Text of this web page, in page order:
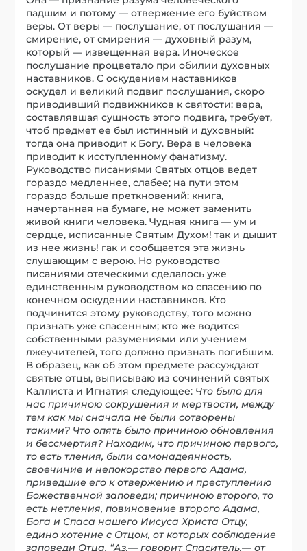
падшим и потому — отвержение его буйством
веры. От веры — послушание, от послушания —
смирение, от смирения — духовный разум,
который — извещенная вера. Иноческое
послушание процветало при обилии духовных
наставников. С оскудением наставников
оскудел и великий подвиг послушания, скоро
приводивший подвижников к святости: вера,
составлявшая сущность этого подвига, требует,
чтоб предмет ее был истинный и духовный:
тогда она приводит к Богу. Вера в человека
приводит к исступленному фанатизму.
Руководство писаниями Святых отцов ведет
гораздо медленнее, слабее; на пути этом
гораздо больше преткновений: книга,
начертанная на бумаге, не может заменить
живой книги человека. Чудная книга — ум и
сердце, исписанные Святым Духом! так и дышит
из нее жизнь! гак и сообщается эта жизнь
слушающим с верою. Но руководство
писаниями отеческими сделалось уже
единственным руководством ко спасению по
конечном оскудении наставников. Кто
подчинится этому руководству, того можно
признать уже спасенным; кто же водится
собственными разумениями или учением
лжеучителей, того должно признать погибшим.
В образец, как об этом предмете рассуждают
святые отцы, выписываю из сочинений святых
Каллиста и Игнатия следующее: Что было для
нас причиною сокрушения и мертвости, между
тем как мы сначала не были сотворены
такими? Что опять было причиною обновления
и бессмертия? Находим, что причиною первого,
то есть тления, были самонадеянность,
своечиние и непокорство первого Адама,
приведшие его к отвержению и преступлению
Божественной заповеди; причиною второго, то
есть нетления, повиновение второго Адама,
Бога и Спаса нашего Иисуса Христа Отцу,
едино хотение с Отцом, от которых соблюдение
заповеди Отца. “Аз,— говорит Спаситель,— от